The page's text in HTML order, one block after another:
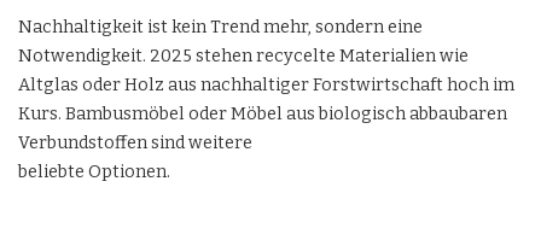
Nachhaltigkeit ist kein Trend mehr, sondern eine
Notwendigkeit. 2025 stehen recycelte Materialien wie
Altglas oder Holz aus nachhaltiger Forstwirtschaft hoch im
Kurs. Bambusmöbel oder Möbel aus biologisch abbaubaren
Verbundstoffen sind weitere
beliebte Optionen.